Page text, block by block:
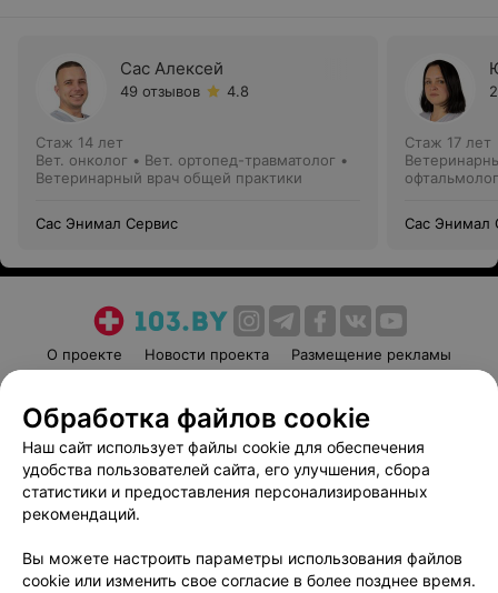
Сас Алексей
49 отзывов 4.8
Стаж 14 лет
Вет. онколог • Вет. ортопед-травматолог •
Ветеринарный врач общей практики
Сас Энимал Сервис
Стаж 17 лет
Сас Энимал
О проекте Новости проекта
Размещение рекламы
Пользовательское соглашение
Способы оплаты
Вакансии
Партнеры
Написать руководителю 103.by
Обработка персональных данных
Обработка файлов cookie
Наш сайт использует файлы cookie для обеспечения
удобства пользователей сайта, его улучшения, сбора
статистики и предоставления персонализированных
рекомендаций.
Вы можете настроить параметры использования файлов
cookie или изменить свое согласие в более позднее время.